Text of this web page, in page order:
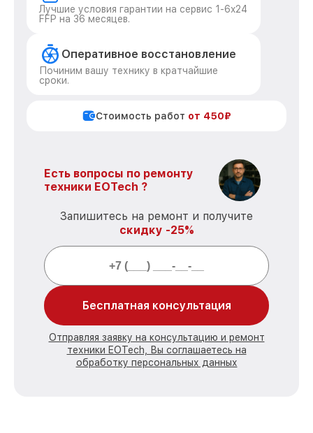
Лучшие условия гарантии на сервис 1-6x24
FFP на 36 месяцев.
Оперативное восстановление
Починим вашу технику в кратчайшие
сроки.
Стоимость работ от 450₽
Есть вопросы по ремонту
техники EOTech ?
Запишитесь на ремонт и получите
скидку -25%
Бесплатная консультация
Отправляя заявку на консультацию и ремонт
техники EOTech, Вы соглашаетесь на
обработку персональных данных